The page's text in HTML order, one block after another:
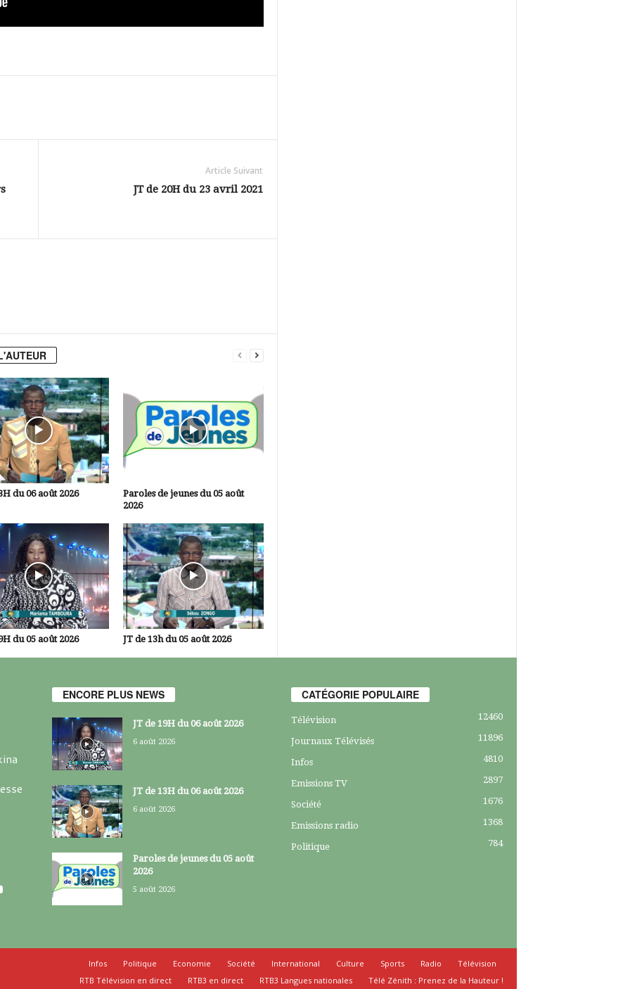
Article Suivant
JT de 20H du 23 avril 2021
du 06 août 2026
Paroles de jeunes du 05 août
2026
du 05 août 2026 JT de 13h du 05 août 2026
ENCORE PLUS NEWS
JT de 19H du 06 août 2026
6 août 2026
JT de 13H du 06 août 2026
6 août 2026
Paroles de jeunes du 05 août
2026
5 août 2026
CATÉGORIE POPULAIRE
Télévision 12460
Journaux Télévisés 11896
Infos 4810
Emissions TV 2897
Société 1676
Emissions radio 1368
Politique 784
Infos Politique Economie Société International Culture Sports Radio
Télévision
RTB Télévision en direct
RTB3 en direct RTB3 Langues nationales Télé Zénith : Prenez de la Hauteur !